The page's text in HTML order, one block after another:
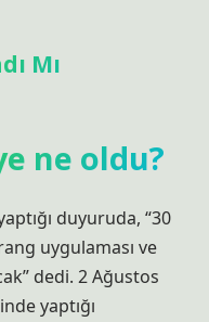
Mı
ne oldu?
duyuruda, “30
uygulaması ve
dedi. 2 Ağustos
yaptığı